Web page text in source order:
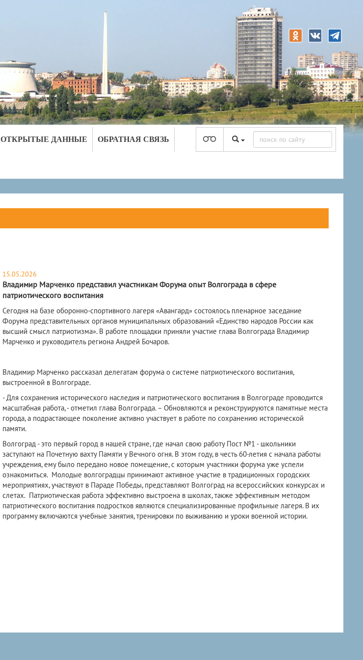
ОТКРЫТЫЕ ДАННЫЕ ОБРАТНАЯ СВЯЗЬ
15.05.2026
Владимир Марченко представил участникам Форума опыт Волгограда в сфере
патриотического воспитания
Сегодня на базе оборонно-спортивного лагеря «Авангард» состоялось пленарное заседание
Форума представительных органов муниципальных образований «Единство народов России как
высший смысл патриотизма». В работе площадки приняли участие глава Волгограда Владимир
Марченко и руководитель региона Андрей Бочаров.
Владимир Марченко рассказал делегатам форума о системе патриотического воспитания,
выстроенной в Волгограде.
- Для сохранения исторического наследия и патриотического воспитания в Волгограде проводится
масштабная работа, - отметил глава Волгограда. – Обновляются и реконструируются памятные места
города, а подрастающее поколение активно участвует в работе по сохранению исторической
памяти.
Волгоград - это первый город в нашей стране, где начал свою работу Пост №1 - школьники
заступают на Почетную вахту Памяти у Вечного огня. В этом году, в честь 60-летия с начала работы
учреждения, ему было передано новое помещение, с которым участники форума уже успели
ознакомиться. Молодые волгоградцы принимают активное участие в традиционных городских
мероприятиях, участвуют в Параде Победы, представляют Волгоград на всероссийских конкурсах и
слетах. Патриотическая работа эффективно выстроена в школах, также эффективным методом
патриотического воспитания подростков являются специализированные профильные лагеря. В их
программу включаются учебные занятия, тренировки по выживанию и уроки военной истории.